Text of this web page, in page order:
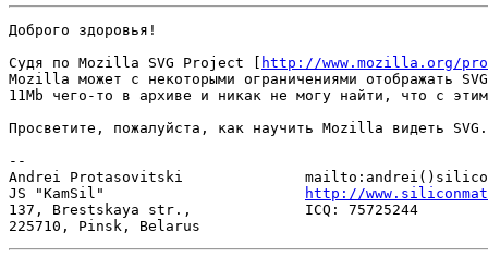
Доброго здоровья!
Судя по Mozilla SVG Project [
http://www.mozilla.org/
Mozilla может с некоторыми ограничениями отображать
11Mb чего-то в архиве и никак не могу найти, что с
Просветите, пожалуйста, как научить Mozilla видеть SVG.
--
Andrei Protasovitski
JS "KamSil"
http://
137, Brestskaya str.,             ICQ: 75725244